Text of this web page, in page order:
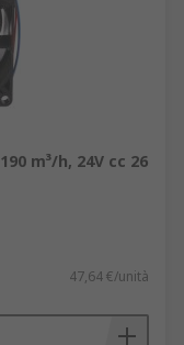
m³/h, 24V cc 26
47,64 €/unità